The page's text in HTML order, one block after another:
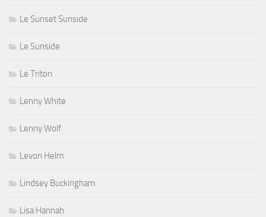
Le Sunset Sunside
Le Sunside
Le Triton
Lenny White
Lenny Wolf
Levon Helm
Lindsey Buckingham
Lisa Hannah